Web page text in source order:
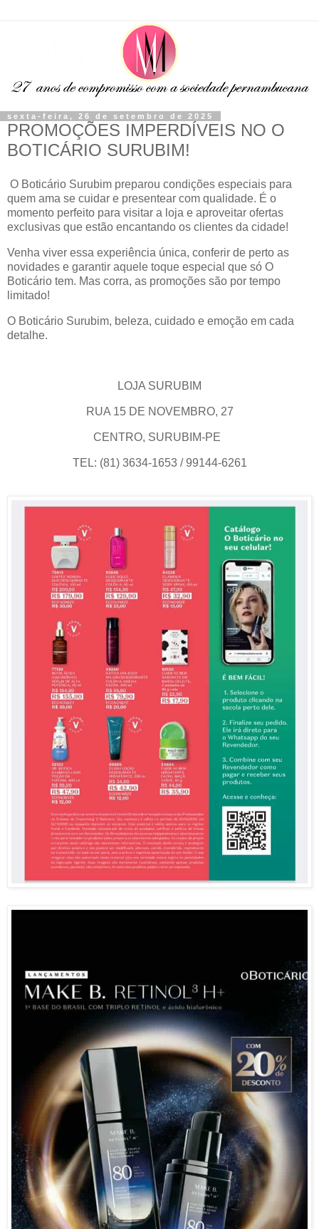
sexta-feira, 26 de setembro de 2025
PROMOÇÕES IMPERDÍVEIS NO O
BOTICÁRIO SURUBIM!
O Boticário Surubim preparou condições especiais para
quem ama se cuidar e presentear com qualidade. É o
momento perfeito para visitar a loja e aproveitar ofertas
exclusivas que estão encantando os clientes da cidade!
Venha viver essa experiência única, conferir de perto as
novidades e garantir aquele toque especial que só O
Boticário tem. Mas corra, as promoções são por tempo
limitado!
O Boticário Surubim, beleza, cuidado e emoção em cada
detalhe.
LOJA SURUBIM
RUA 15 DE NOVEMBRO, 27
CENTRO, SURUBIM-PE
TEL: (81) 3634-1653 / 99144-6261